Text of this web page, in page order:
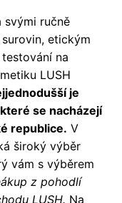
svými ručně
etickým
na
LUSH
je
se nacházejí
republice. V
široký výběr
vám s výběrem
z pohodlí
LUSH. Na